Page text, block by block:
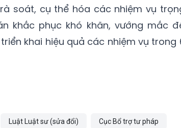
soát, cụ thể hóa các nhiệm vụ
khắc phục khó khăn, vướng mắc
khai hiệu quả các nhiệm vụ trong
Luật Luật sư (sửa đổi)
Cục Bổ trợ tư pháp